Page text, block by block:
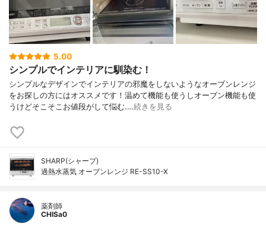
5.00
シンプルでインテリアに馴染む！
シンプルなデザインでインテリアの邪魔をしないようなオーブンレンジ
をお探しの方にはオススメです！温めて機能も使うしオーブン機能も使
うけどそこそこお値段がして悩む.…続きを見る
SHARP(シャープ)
過熱水蒸気 オーブンレンジ RE-SS10-X
薬剤師
CHISa0